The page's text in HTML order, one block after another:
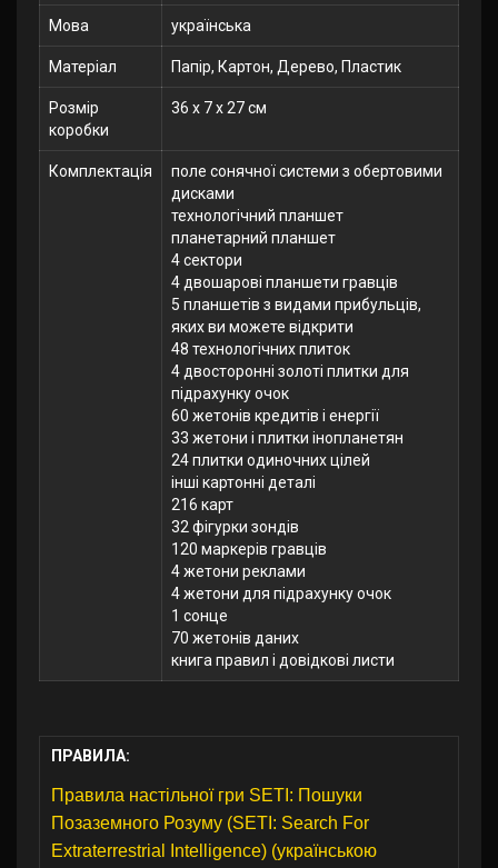
Мова українська
Матеріал Папір, Картон, Дерево, Пластик
Розмір
коробки
36 x 7 x 27 см
Комплектація
поле сонячної системи з обертовими
дисками
технологічний планшет
планетарний планшет
4 сектори
4 двошарові планшети гравців
5 планшетів з видами прибульців,
яких ви можете відкрити
48 технологічних плиток
4 двосторонні золоті плитки для
підрахунку очок
60 жетонів кредитів і енергії
33 жетони і плитки інопланетян
24 плитки одиночних цілей
інші картонні деталі
216 карт
32 фігурки зондів
120 маркерів гравців
4 жетони реклами
4 жетони для підрахунку очок
1 сонце
70 жетонів даних
книга правил і довідкові листи
ПРАВИЛА:
Правила настільної гри SETI: Пошуки
Позаземного Розуму (SETI: Search For
Extraterrestrial Intelligence) (українською